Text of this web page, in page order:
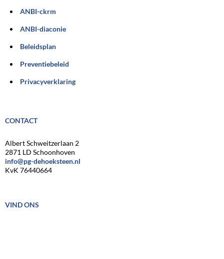
ANBI-ckrm
ANBI-diaconie
Beleidsplan
Preventiebeleid
Privacyverklaring
CONTACT
Albert Schweitzerlaan 2
2871 LD Schoonhoven
info@pg-dehoeksteen.nl
KvK 76440664
VIND ONS